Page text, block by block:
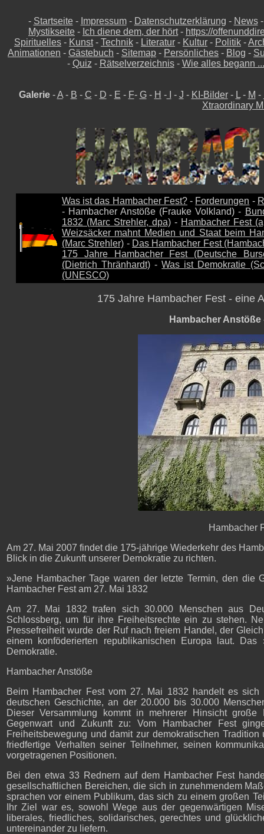
- Startseite- Impressum- Datenschutzerklärung - News
Mystikseite - Ich diene dem, der hört- https://
Spirituelles - Kunst- Technik - Literatur - Kultur - Politik -
Animationen - Gästebuch - Sitemap - Persönliches - Blog -
- Quiz - Rätselverzeichnis- Wie alles begann ...
Galerie-A- B - C - D - E - F- G- H -I - J - KI-Bilder- L- M -
Xtraordinary
Was ist das Hambacher Fest?- Forderungen -
- Hambacher Anstöße (Frauke Volkland) -
1832 (Marc Strehler, dpa) - Hambacher Fest
Weizsäcker mahnt Medien und Staat beim
(Marc Strehler) - Das Hambacher Fest
175 Jahre Hambacher Fest (Deutsche
(Dietrich Thränhardt) -Was ist Demokratie
(UNESCO)
175 Jahre Hambacher Fest - eine
Hambacher
Hambacher
Am 27. Mai 2007 findet die 175-jährige Wiederkehr des
Blick in die Zukunft unserer Demokratie zu richten.
»Jene Hambacher Tage waren der letzte Termin, den die
Hambacher Fest am 27. Mai 1832
Am 27. Mai 1832 trafen sich 30.000 Menschen aus
Schlossberg, um für ihre Freiheitsrechte ein zu stehen.
Pressefreiheit wurde der Ruf nach freiem Handel, der
einem konföderierten republikanischen Europa laut.
Demokratie.
Hambacher Anstöße
Beim Hambacher Fest vom 27. Mai 1832 handelt es
deutschen Geschichte, an der 20.000 bis 30.000
Dieser Versammlung kommt in mehrerer Hinsicht große
Gegenwart und Zukunft zu: Vom Hambacher Fest
Freiheitsbewegung und damit zur demokratischen
friedfertige Verhalten seiner Teilnehmer, seinen
vorgetragenen Positionen.
Bei den etwa 33 Rednern auf dem Hambacher Fest
gesellschaftlichen Bereichen, die sich in zunehmendem
sprachen vor einem Publikum, das sich zu einem großen
Ihr Ziel war es, sowohl Wege aus der gegenwärtigen
liberales, friedliches, solidarisches, gerechtes und
untereinander zu liefern.